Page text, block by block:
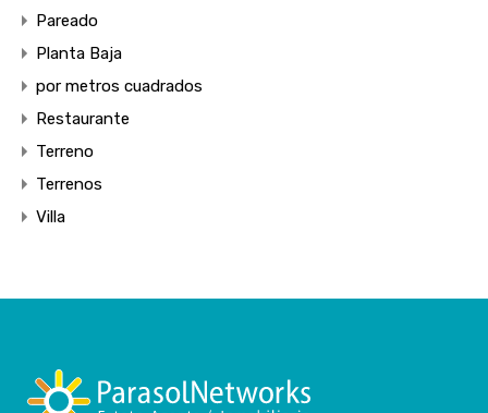
Pareado
Planta Baja
por metros cuadrados
Restaurante
Terreno
Terrenos
Villa